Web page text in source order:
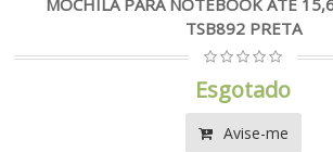
TSB892 PRETA
Esgotado
Avise-me